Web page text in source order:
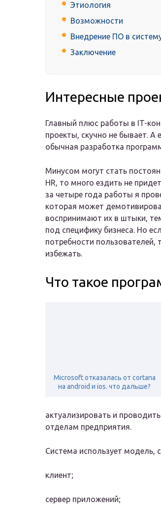
Этиология
Возможности
Внедрение ПО в
Заключение
Интересные
Главный плюс работы в IT-
проекты, скучно не бывает.
обычная разработка
Минусом могут стать
HR, то много ездить не
за четыре года работы я
которая может
воспринимают их в штыки,
под специфику бизнеса. Но
потребности пользователей,
избежать.
Что такое
Microsoft отказалась от cortana
на android и ios. что дальше?
актуализировать и
отделам предприятия.
Система использует модель,
клиент;
сервер приложений;